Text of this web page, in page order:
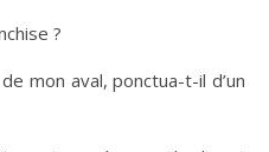
?
mon aval, ponctua-t-il d’un